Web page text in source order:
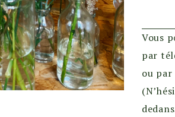
Vous
par
ou par